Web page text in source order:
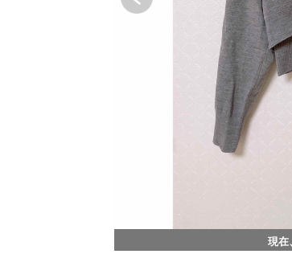
現在、